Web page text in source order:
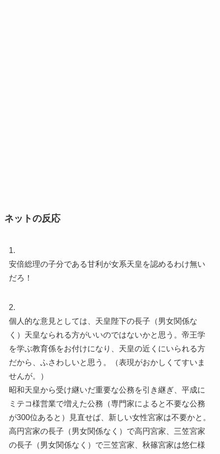
ネットの反応
1.
安倍総理の子分である甘利が女系天皇を認めるわけ無い
だろ！
2.
個人的な意見としては、天皇陛下の長子（男女関係な
く）天皇なられる方がいいのではないかと思う。帝王学
を学ぶ教育係をお付けになり、天皇の近くにいられる方
だから、ふさわしいと思う。（表現がおかしくてすいま
せんが。）
昭和天皇から受け継いだ重要な公務を引き継ぎ、平成に
ミテコ様営業で増えた公務（専門家によると不要な公務
が300位あると）見直せば、新しい女性宮家は不要かと。
高円宮家の長子（男女関係なく）で高円宮家、三笠宮家
の長子（男女関係なく）で三笠宮家、秋篠宮家は悠仁様